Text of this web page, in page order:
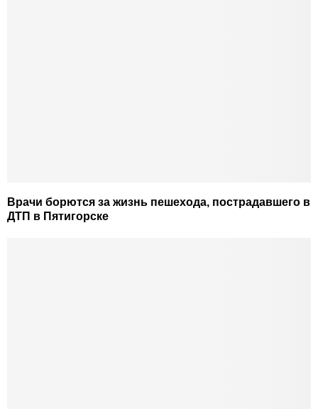
Врачи борются за жизнь пешехода, пострадавшего в
ДТП в Пятигорске